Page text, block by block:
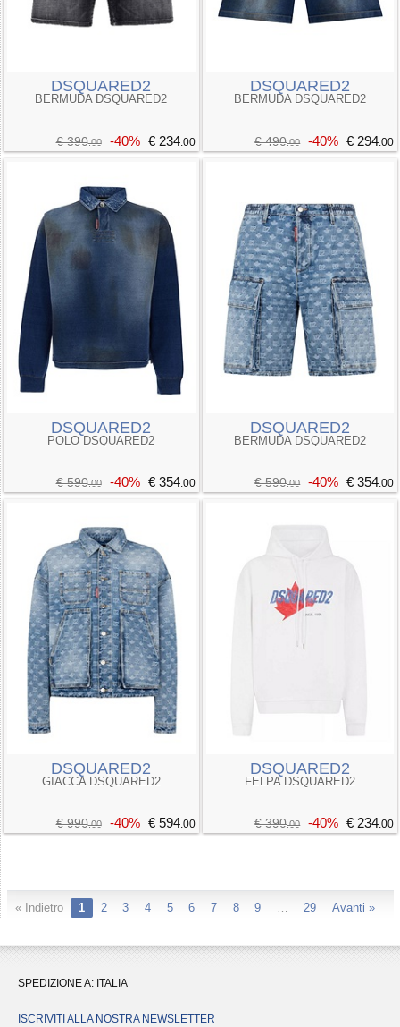
DSQUARED2
BERMUDA DSQUARED2
€ 390.00 -40% € 234.00
DSQUARED2
BERMUDA DSQUARED2
€ 490.00 -40% € 294 .00
DSQUARED2
POLO DSQUARED2
€ 590.00 -40% € 354.00
DSQUARED2
BERMUDA DSQUARED2
€ 590.00 -40% € 354 .00
DSQUARED2
GIACCA DSQUARED2
€ 990.00 -40% € 594.00
DSQUARED2
FELPA DSQUARED2
€ 390.00 -40% € 234.00
« Indietro 1 2 3 4 5 6 7 8 9 … 29 Avanti »
SPEDIZIONE A: ITALIA
ISCRIVITI ALLA NOSTRA NEWSLETTER